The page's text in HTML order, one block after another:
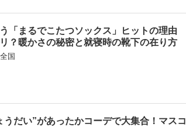
「まるでこたつソックス」ヒットの理由
？暖かさの秘密と就寝時の靴下の在り方
全国
うだい”があったかコーデで大集合！マスコ